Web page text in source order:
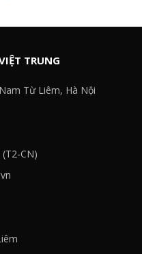
TRUNG
Từ Liêm, Hà Nội
CN)